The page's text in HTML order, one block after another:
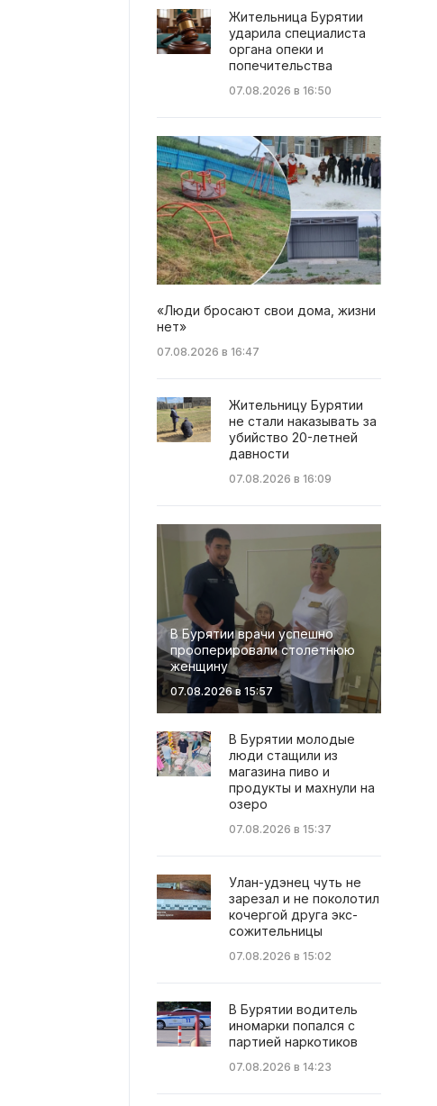
Жительница Бурятии
ударила специалиста
органа опеки и
попечительства
07.08.2026 в 16:50
«Люди бросают свои дома, жизни
нет»
07.08.2026 в 16:47
Жительницу Бурятии
не стали наказывать за
убийство 20-летней
давности
07.08.2026 в 16:09
В Бурятии врачи успешно
прооперировали столетнюю
женщину
07.08.2026 в 15:57
В Бурятии молодые
люди стащили из
магазина пиво и
продукты и махнули на
озеро
07.08.2026 в 15:37
Улан-удэнец чуть не
зарезал и не поколотил
кочергой друга экс-
сожительницы
07.08.2026 в 15:02
В Бурятии водитель
иномарки попался с
партией наркотиков
07.08.2026 в 14:23